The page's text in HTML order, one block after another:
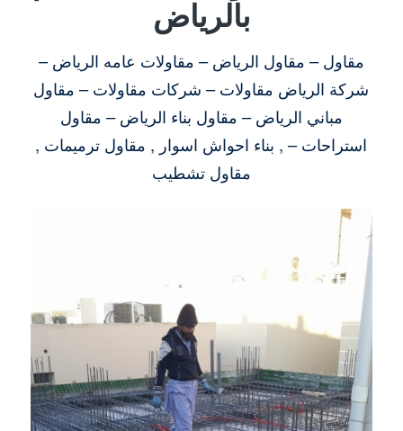
بالرياض
مقاول – مقاول الرياض – مقاولات عامه الرياض –
شركة الرياض مقاولات – شركات مقاولات – مقاول
مباني الرياض – مقاول بناء الرياض – مقاول
استراحات – , بناء احواش اسوار , مقاول ترميمات ,
مقاول تشطيب